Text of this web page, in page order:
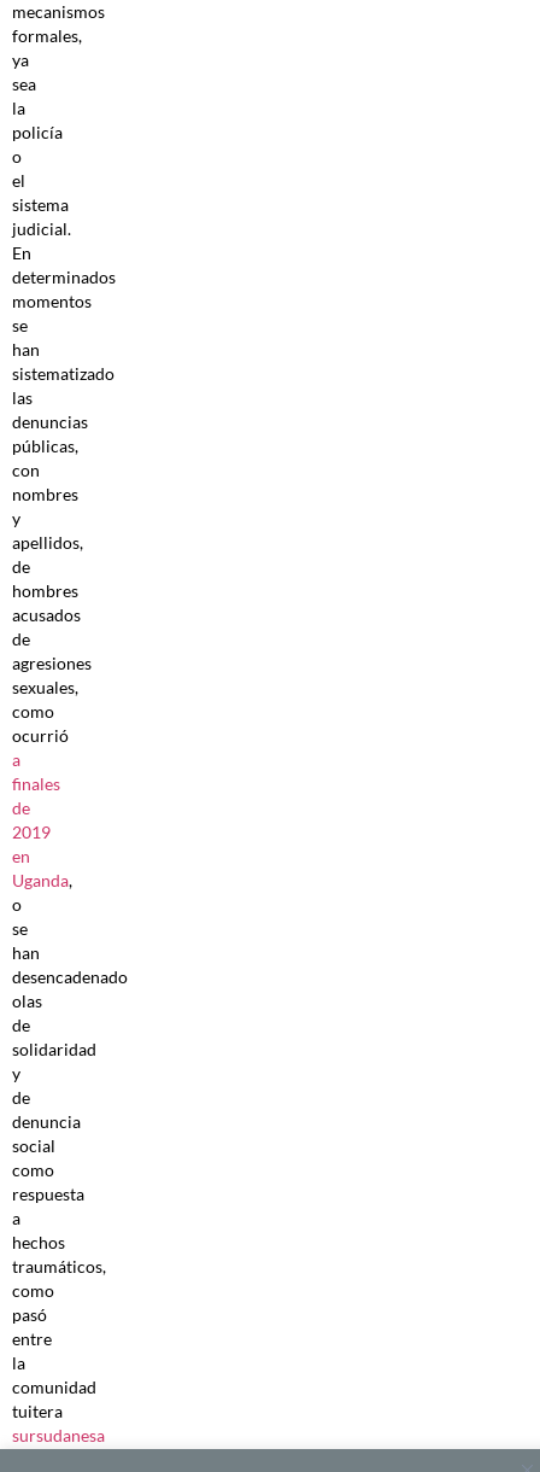
mecanismos
formales,
ya
sea
la
policía
o
el
sistema
judicial.
En
determinados
momentos
se
han
sistematizado
las
denuncias
públicas,
con
nombres
y
apellidos,
de
hombres
acusados
de
agresiones
sexuales,
como
ocurrió
a
finales
de
2019
en
Uganda,
o
se
han
desencadenado
olas
de
solidaridad
y
de
denuncia
social
como
respuesta
a
hechos
traumáticos,
como
pasó
entre
la
comunidad
tuitera
sursudanesa